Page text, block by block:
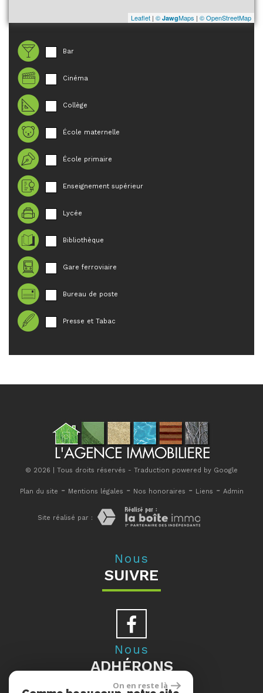
Leaflet | © JawgMaps | © OpenStreetMap
Bar
Cinéma
Collège
École maternelle
École primaire
Enseignement supérieur
Lycée
Bibliothèque
Gare ferroviaire
Bureau de poste
Presse et Tabac
© 2026 | Tous droits réservés - Traduction powered by Google
Plan du site - Mentions légales - Nos honoraires - Liens - Admin
Site réalisé par :
Nous
SUIVRE
Nous
ADHÉRONS
On en reste là